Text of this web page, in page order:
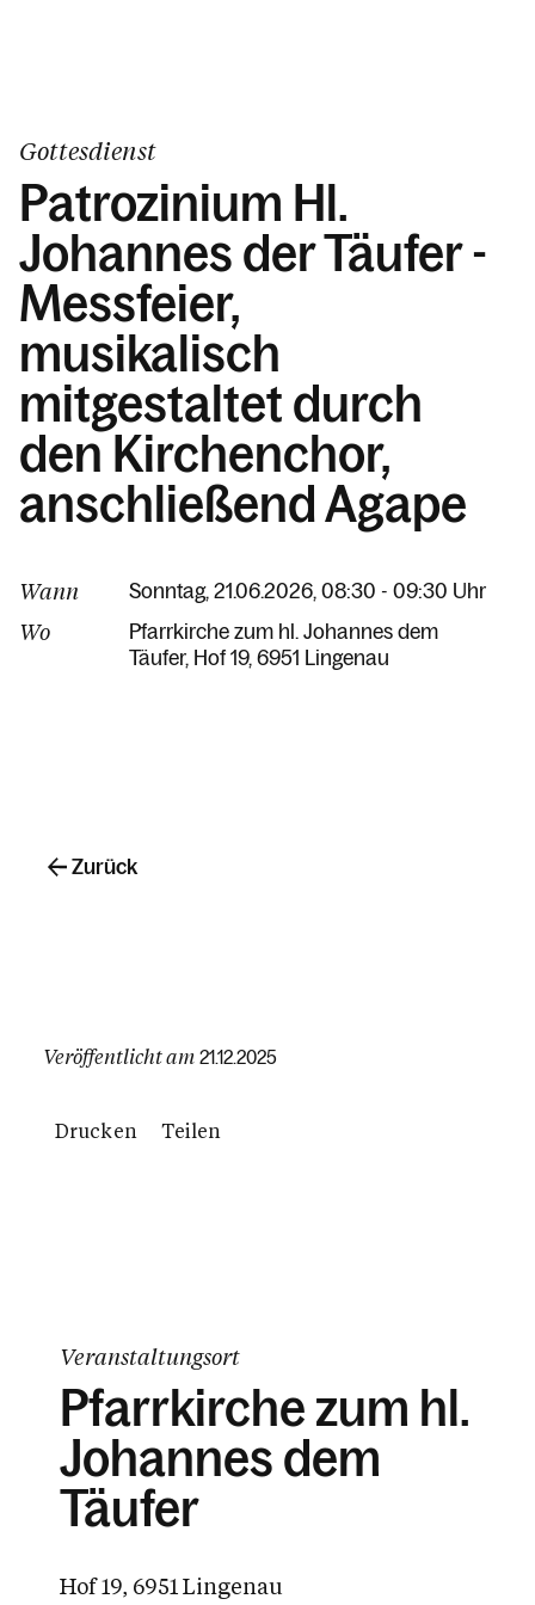
Gottesdienst
Patrozinium Hl.
Johannes der Täufer -
Messfeier,
musikalisch
mitgestaltet durch
den Kirchenchor,
anschließend Agape
Wann Sonntag, 21.06.2026, 08:30 - 09:30 Uhr
Wo
Pfarrkirche zum hl. Johannes dem
Täufer Hof 19 6951 Lingenau
Veröffentlicht am 21.12.2025
Drucken Teilen
Zurück
Veranstaltungsort
Pfarrkirche zum hl.
Johannes dem
Täufer
Hof 19, 6951 Lingenau